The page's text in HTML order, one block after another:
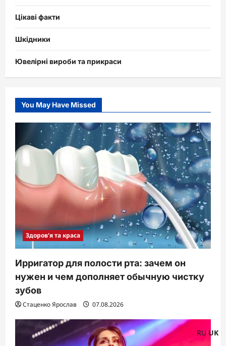
Цікаві факти
Шкідники
Ювелірні вироби та прикраси
You May Have Missed
Здоров'я та краса
Ирригатор для полости рта: зачем он
нужен и чем дополняет обычную чистку
зубов
Стаценко Ярослав 07.08.2026
RU UK